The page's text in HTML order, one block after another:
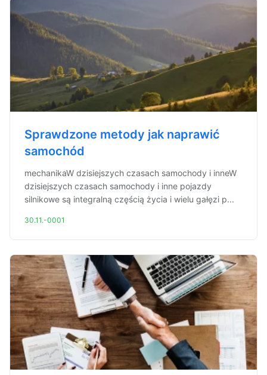
Sprawdzone metody jak naprawić
samochód
mechanikaW dzisiejszych czasach samochody i inneW
dzisiejszych czasach samochody i inne pojazdy
silnikowe są integralną częścią życia i wielu gałęzi p...
30.11.-0001